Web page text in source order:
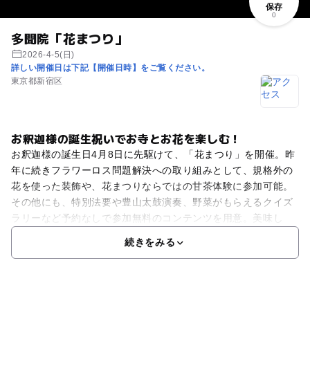
多聞院「花まつり」
2026-4-5(日)
詳しい開催日は下記【開催日時】をご覧ください。
東京都新宿区
保存
0
お釈迦様の誕生祝いでお寺とお花を楽しむ！
お釈迦様の誕生日4月8日に先駆けて、「花まつり」を開催。昨
年に続きフラワーロス問題解決への取り組みとして、規格外の
花を使った装飾や、花まつりならではの甘茶体験に参加可能。
その他にも、特別法要や豊山太鼓演奏、野菜がもらえるクイズ
ラリーなど予約なしで参加無料のコンテンツを用意。美味し
続きをみる